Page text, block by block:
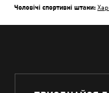
Чоловічі спортивні штани: